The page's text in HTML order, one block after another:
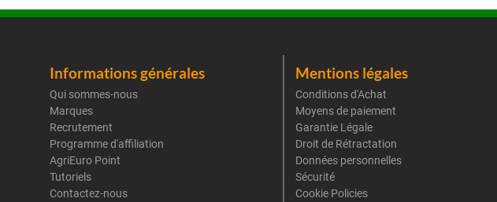
Informations générales
Qui sommes-nous
Marques
Recrutement
Programme d'affiliation
AgriEuro Point
Tutoriels
Contactez-nous
Mentions légales
Conditions d'Achat
Moyens de paiement
Garantie Légale
Droit de Rétractation
Données personnelles
Sécurité
Cookie Policies